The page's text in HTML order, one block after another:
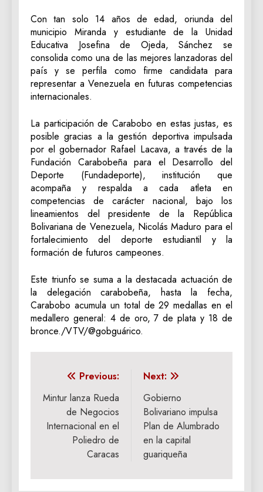
Con tan solo 14 años de edad, oriunda del
municipio Miranda y estudiante de la Unidad
Educativa Josefina de Ojeda, Sánchez se
consolida como una de las mejores lanzadoras del
país y se perfila como firme candidata para
representar a Venezuela en futuras competencias
internacionales.
La participación de Carabobo en estas justas, es
posible gracias a la gestión deportiva impulsada
por el gobernador Rafael Lacava, a través de la
Fundación Carabobeña para el Desarrollo del
Deporte (Fundadeporte), institución que
acompaña y respalda a cada atleta en
competencias de carácter nacional, bajo los
lineamientos del presidente de la República
Bolivariana de Venezuela, Nicolás Maduro para el
fortalecimiento del deporte estudiantil y la
formación de futuros campeones.
Este triunfo se suma a la destacada actuación de
la delegación carabobeña, hasta la fecha,
Carabobo acumula un total de 29 medallas en el
medallero general: 4 de oro, 7 de plata y 18 de
bronce./VTV/@gobguárico.
Navegación
de
entradas
Previous:
Mintur lanza Rueda
de Negocios
Internacional en el
Poliedro de
Caracas
Next:
Gobierno
Bolivariano impulsa
Plan de Alumbrado
en la capital
guariqueña